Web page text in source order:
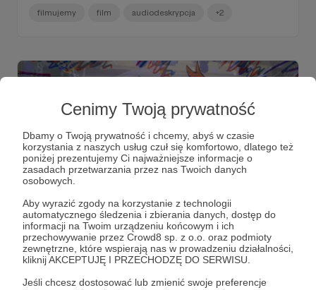
Cenimy Twoją prywatność
Dbamy o Twoją prywatność i chcemy, abyś w czasie
korzystania z naszych usług czuł się komfortowo, dlatego też
poniżej prezentujemy Ci najważniejsze informacje o
zasadach przetwarzania przez nas Twoich danych
osobowych.
Aby wyrazić zgody na korzystanie z technologii
automatycznego śledzenia i zbierania danych, dostęp do
informacji na Twoim urządzeniu końcowym i ich
przechowywanie przez Crowd8 sp. z o.o. oraz podmioty
zewnętrzne, które wspierają nas w prowadzeniu działalności,
kliknij AKCEPTUJĘ I PRZECHODZĘ DO SERWISU.
Jeśli chcesz dostosować lub zmienić swoje preferencje
podani są autorzy nie nagradzanych AD... Możecie
dowiedzieć się kto tworzy te teksty, co jest trudne w ich
filmujemy film audiodeskrypcja +2
29.10.2021 ● Brak komentarzy
JUSTA ANIMUJE odc. # 100 / Ciekawe
chwile na festiwalu! / Koncerty, rozmowy
o filmach i inne...